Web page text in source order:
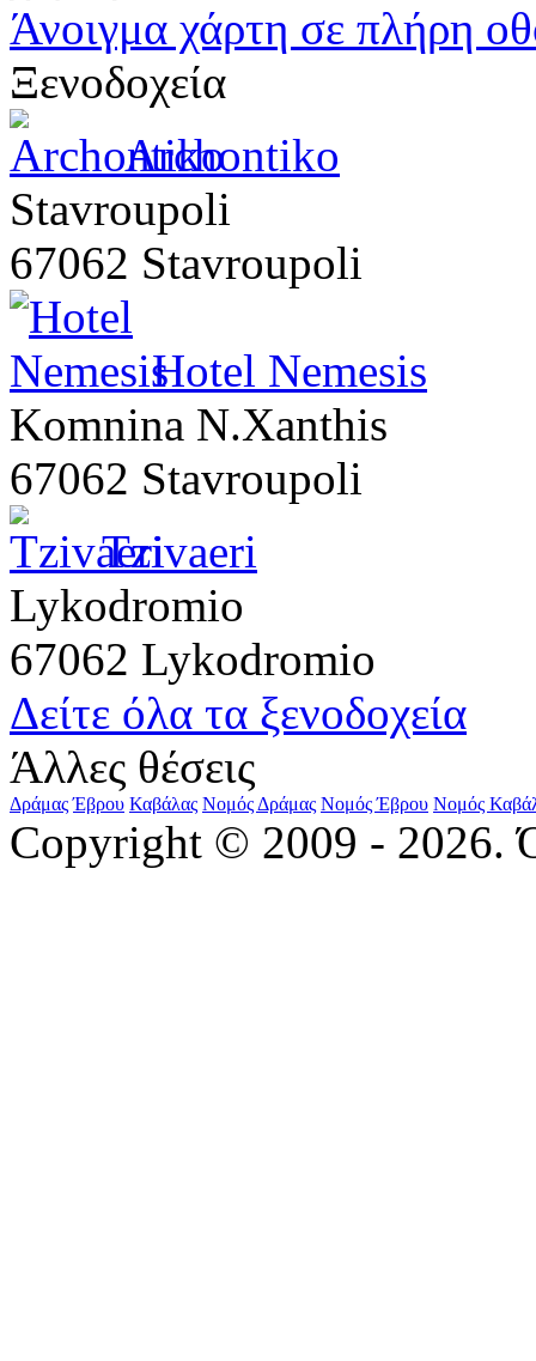
Άνοιγμα χάρτη σε πλήρη
Ξενοδοχεία
Archontiko
Stavroupoli
67062 Stavroupoli
Hotel Nemesis
Komnina N.Xanthis
67062 Stavroupoli
Tzivaeri
Lykodromio
67062 Lykodromio
Δείτε όλα τα ξενοδοχεία
Άλλες θέσεις
Δράμας Έβρου Καβάλας Νομός Δράμας Νομός Έβρου Νομός
Copyright © 2009 - 2026.